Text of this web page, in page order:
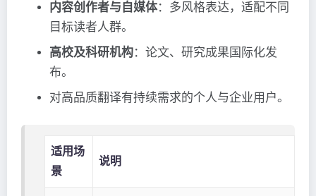
内容创作者与自媒体：多风格表达，适配不同
目标读者人群。
高校及科研机构：论文、研究成果国际化发
布。
对高品质翻译有持续需求的个人与企业用户。
适用场
景
说明